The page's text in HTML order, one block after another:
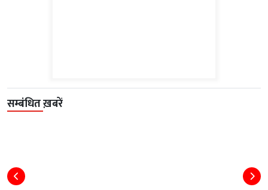
सम्बंधित ख़बरें